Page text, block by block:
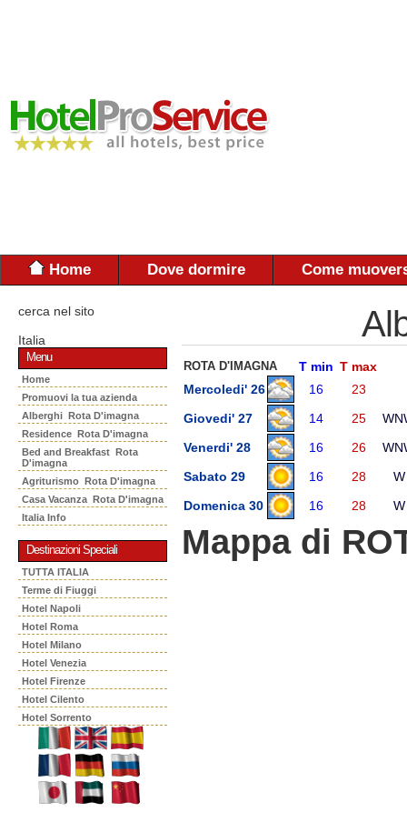
Home Dove dormire Come
cerca nel sito
Italia
Menu
Home
Promuovi la tua azienda
Alberghi Rota D'imagna
Residence Rota D'imagna
Bed and Breakfast Rota
D'imagna
Agriturismo Rota D'imagna
Casa Vacanza Rota D'imagna
Italia Info
Destinazioni Speciali
TUTTA ITALIA
Terme di Fiuggi
Hotel Napoli
Hotel Roma
Hotel Milano
Hotel Venezia
Hotel Firenze
Hotel Cilento
Hotel Sorrento
ROTA D'IMAGNA T min T max
Mercoledi' 26
16
23
Giovedi' 27
14 25
Venerdi' 28
16 26
Sabato 29
16 28
W
Domenica 30
16 28 W
Mappa di